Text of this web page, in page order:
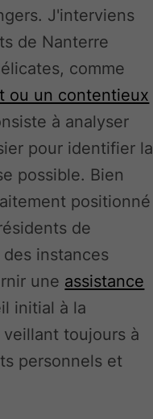
J'interviens
de Nanterre
comme
ou un contentieux
à analyser
pour identifier la
possible. Bien
positionné
de
instances
une assistance
initial à la
toujours à
personnels et